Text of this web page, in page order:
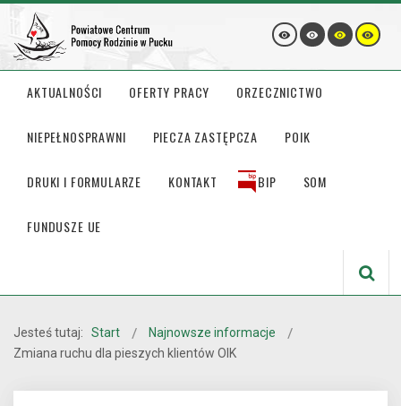
AKTUALNOŚCI OFERTY PRACY ORZECZNICTWO
NIEPEŁNOSPRAWNI PIECZA ZASTĘPCZA POIK
DRUKI I FORMULARZE KONTAKT BIP SOM
FUNDUSZE UE
Jesteś tutaj: Start
Najnowsze informacje
Zmiana ruchu dla pieszych klientów OIK